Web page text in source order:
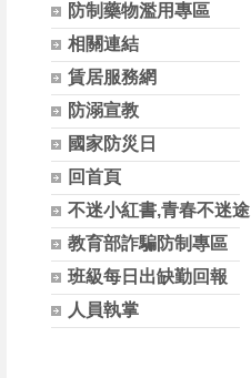
防制藥物濫用專區
相關連結
賃居服務網
防溺宣教
國家防災日
回首頁
不迷小紅書,青春不迷途
教育部詐騙防制專區
班級每日出缺勤回報
人員執掌